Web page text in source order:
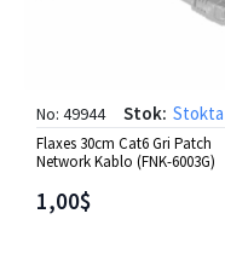
No: 49944 Stok:
Flaxes 30cm Cat6 Gri Patch
Network Kablo (FNK-6003G)
1,00$